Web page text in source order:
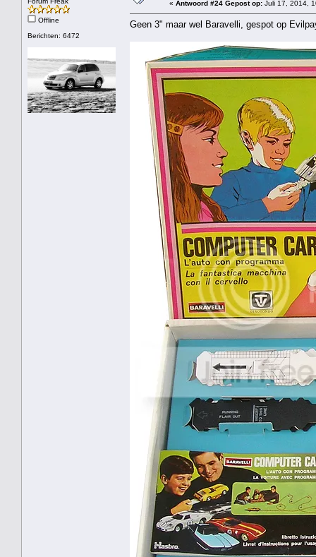
Offline
Berichten: 6472
« Antwoord #24 Gepost op: Juli 17, 2014,
Geen 3" maar wel Baravelli, gespot op